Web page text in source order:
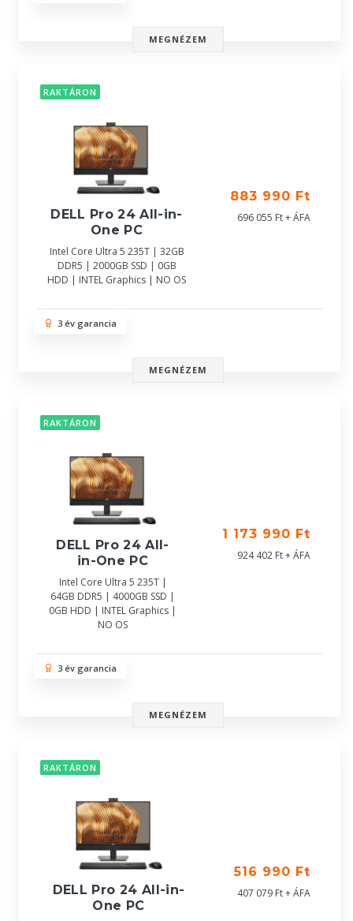
MEGNÉZEM
RAKTÁRON
DELL Pro 24 All-in-
One PC
Intel Core Ultra 5 235T | 32GB
DDR5 | 2000GB SSD | 0GB
HDD | INTEL Graphics | NO OS
883 990 Ft
696 055 Ft + ÁFA
3 év garancia
MEGNÉZEM
RAKTÁRON
DELL Pro 24 All-
in-One PC
Intel Core Ultra 5 235T |
64GB DDR5 | 4000GB SSD |
0GB HDD | INTEL Graphics |
NO OS
1 173 990 Ft
924 402 Ft + ÁFA
3 év garancia
MEGNÉZEM
RAKTÁRON
DELL Pro 24 All-in-
One PC
516 990 Ft
407 079 Ft + ÁFA